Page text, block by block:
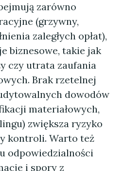
zarówno
(grzywny,
zaległych opłat),
biznesowe, takie jak
czy utrata zaufania
Brak rzetelnej
dowodów
materiałowych,
zwiększa ryzyko
kontroli. Warto też
odpowiedzialności
i spory z